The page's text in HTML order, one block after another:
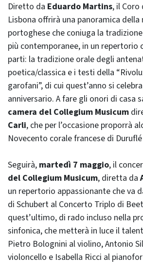
Diretto da Eduardo Martins, il Coro
Lisbona offrirà una panoramica della
portoghese che coniuga la
più contemporanee, in un
parti: la tradizione orale degli
poetica/classica e i testi della
garofani”, di cui quest’anno si
anniversario. A fare gli onori di casa
camera del Collegium Musicum
Carli, che per l’occasione proporrà
Novecento corale francese di
Seguirà, martedì 7 maggio, il
del Collegium Musicum, diretta da
un repertorio appassionante che va
di Schubert al Concerto Triplo di
quest’ultimo, di rado incluso nella
sinfonica, che metterà in luce il
Pietro Bolognini al violino, Antonio
violoncello e Isabella Ricci al